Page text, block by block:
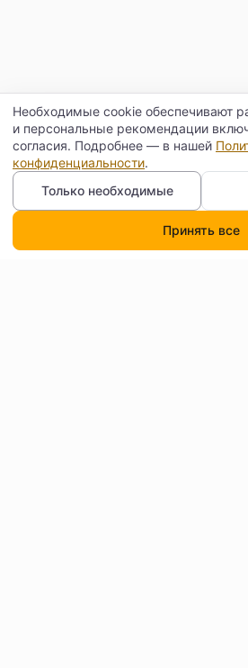
Необходимые cookie обеспечивают
и персональные рекомендации
согласия. Подробнее — в нашей
конфиденциальности.
Только необходимые
Принять все